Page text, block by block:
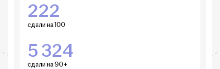
222
сдали на 100
5 324
сдали на 90+